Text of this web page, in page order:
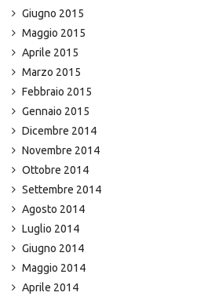
Giugno 2015
Maggio 2015
Aprile 2015
Marzo 2015
Febbraio 2015
Gennaio 2015
Dicembre 2014
Novembre 2014
Ottobre 2014
Settembre 2014
Agosto 2014
Luglio 2014
Giugno 2014
Maggio 2014
Aprile 2014